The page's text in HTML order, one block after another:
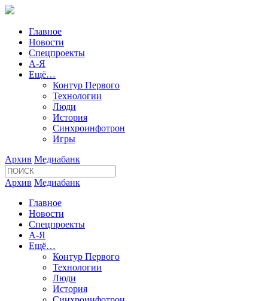
Главное
Новости
Спецпроекты
А-Я
Ещё…
Контур Первого
Технологии
Люди
История
Синхроинфотрон
Игры
Архив Медиабанк
Архив Медиабанк
Главное
Новости
Спецпроекты
А-Я
Ещё…
Контур Первого
Технологии
Люди
История